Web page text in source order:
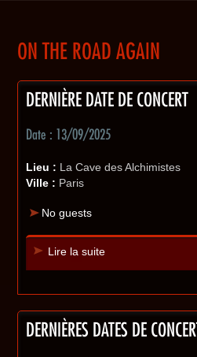
ON THE ROAD AGAIN
DERNIÈRE DATE DE CONCERT
Date : 13/09/2025
Lieu : La Cave des Alchimistes
Ville : Paris
No guests
Lire la suite
DERNIÈRES DATES DE CONCERT